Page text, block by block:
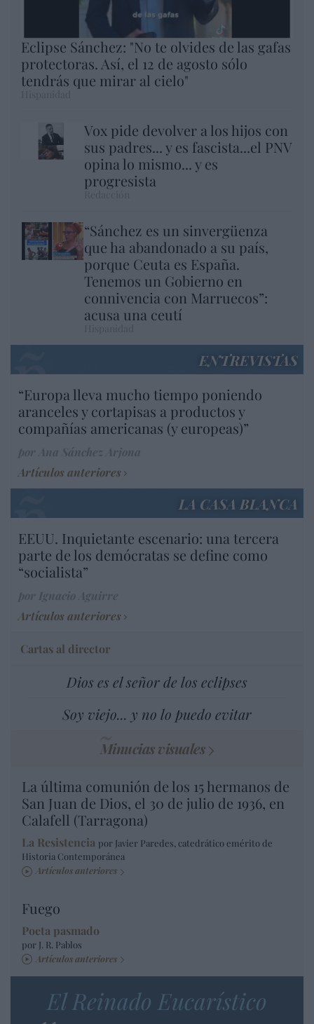
Eclipse Sánchez: "No te olvides de las gafas
protectoras. Así, el 12 de agosto sólo
tendrás que mirar al cielo"
Vox pide devolver a los hijos con
sus padres... y es fascista...el PNV
opina lo mismo... y es
progresista
“Sánchez es un sinvergüenza
que ha abandonado a su país,
porque Ceuta es España.
Tenemos un Gobierno en
connivencia con Marruecos”:
acusa una ceutí
ENTREVISTAS
“Europa lleva mucho tiempo poniendo
aranceles y cortapisas a productos y
compañías americanas (y europeas)”
Artículos anteriores
LA CASA BLANCA
EEUU. Inquietante escenario: una tercera
parte de los demócratas se define como
“socialista”
Artículos anteriores
Cartas al director
Dios es el señor de los eclipses
Soy viejo... y no lo puedo evitar
Minucias visuales
La última comunión de los 15 hermanos de
San Juan de Dios, el 30 de julio de 1936, en
Calafell (Tarragona)
La Resistencia por Javier Paredes, catedrático emérito de
Historia Contemporánea
Artículos anteriores
Fuego
Poeta pasmado
por J. R. Pablos
Artículos anteriores
El Reinado Eucarístico